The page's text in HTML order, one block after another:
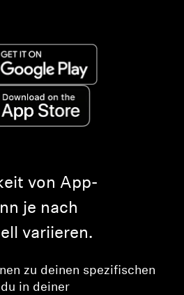
von App-
je nach
variieren.
zu deinen spezifischen
in deiner